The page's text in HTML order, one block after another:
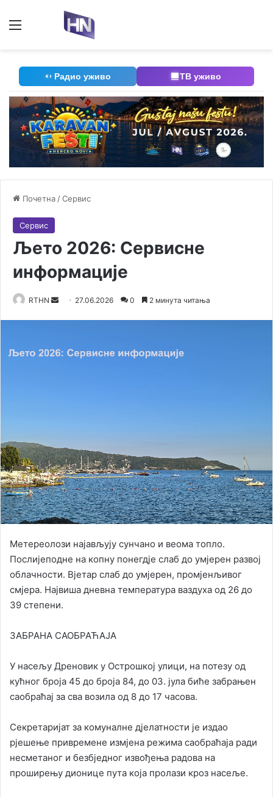
Радио уживо ТВ уживо
Почетна /Сервис
Сервис
Љето 2026: Сервисне
информације
RTHN
a
l
27.06.2026 0 2 минута читања
Метереолози најављују сунчано и веома топло.
Послијеподне на копну понегдје слаб до умјерен развој
облачности. Вјетар слаб до умјерен, промјенљивог
смјера. Највиша дневна температура ваздуха од 26 до
39 степени.
ЗАБРАНА САОБРАЋАЈА
У насељу Дреновик у Острошкој улици, на потезу од
кућног броја 45 до броја 84, до 03. јула биће забрањен
саобраћај за сва возила од 8 до 17 часова.
Секретаријат за комуналне дјелатности је издао
рјешење привремене измјена режима саобраћаја ради
несметаног и безбједног извођења радова на
проширењу дионице пута која пролази кроз насеље.